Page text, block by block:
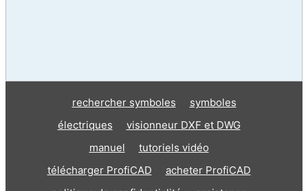
rechercher symboles
symboles
électriques
visionneur DXF et DWG
manuel
tutoriels vidéo
télécharger ProfiCAD
acheter ProfiCAD